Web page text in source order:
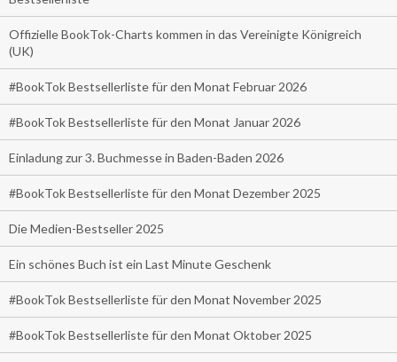
Offizielle BookTok-Charts kommen in das Vereinigte Königreich
(UK)
#BookTok Bestsellerliste für den Monat Februar 2026
#BookTok Bestsellerliste für den Monat Januar 2026
Einladung zur 3. Buchmesse in Baden-Baden 2026
#BookTok Bestsellerliste für den Monat Dezember 2025
Die Medien-Bestseller 2025
Ein schönes Buch ist ein Last Minute Geschenk
#BookTok Bestsellerliste für den Monat November 2025
#BookTok Bestsellerliste für den Monat Oktober 2025